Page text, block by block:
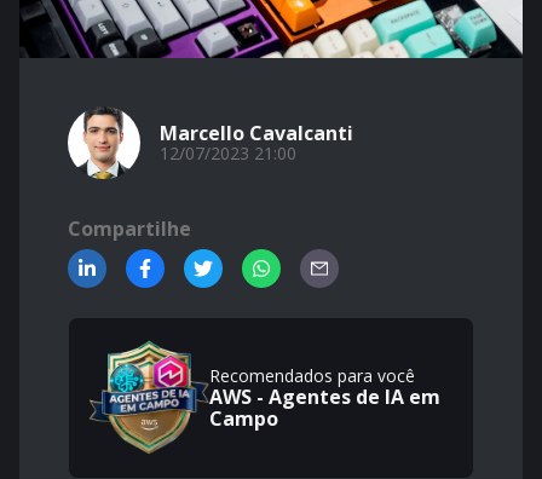
Marcello Cavalcanti
12/07/2023 21:00
Compartilhe
Recomendados para você
AWS - Agentes de IA em
Campo